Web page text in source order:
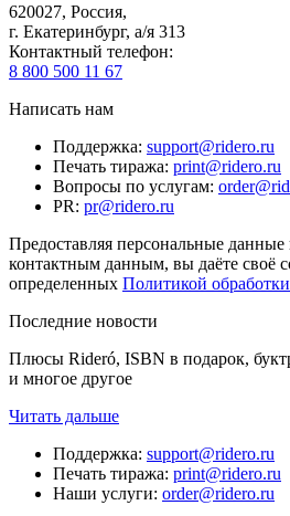
620027, Россия,
г. Екатеринбург, а/я 313
Контактный телефон:
8 800 500 11 67
Написать нам
Поддержка: support@ridero.ru
Печать тиража: print@ridero.ru
Вопросы по услугам:
PR: pr@ridero.ru
Предоставляя персональные
контактным данным, вы даёте своё
определенных Политикой
Последние новости
Плюсы Rideró, ISBN в подарок,
и многое другое
Читать дальше
Поддержка: support@ridero.ru
Печать тиража: print@ridero.ru
Наши услуги: order@ridero.ru